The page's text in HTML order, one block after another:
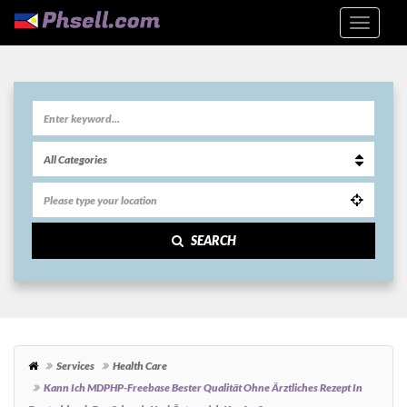
SEARCH
Services
Health Care
Kann Ich MDPHP-Freebase Bester Qualität Ohne Ärztliches Rezept In